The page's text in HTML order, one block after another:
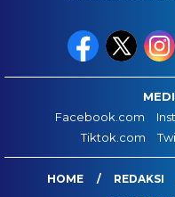
Facebook.com
Tiktok.com
HOME REDAKSI